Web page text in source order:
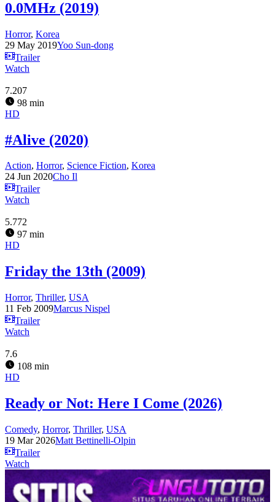
0.0MHz (2019)
Horror, Korea
29 May 2019Yoo Sun-dong
Trailer
Watch
7.207
98 min
HD
#Alive (2020)
Action, Horror, Science Fiction, Korea
24 Jun 2020Cho Il
Trailer
Watch
5.772
97 min
HD
Friday the 13th (2009)
Horror, Thriller, USA
11 Feb 2009Marcus Nispel
Trailer
Watch
7.6
108 min
HD
Ready or Not: Here I Come (2026)
Comedy, Horror, Thriller, USA
19 Mar 2026Matt Bettinelli-Olpin
Trailer
Watch